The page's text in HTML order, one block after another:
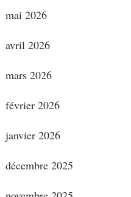
mai 2026
avril 2026
mars 2026
février 2026
janvier 2026
décembre 2025